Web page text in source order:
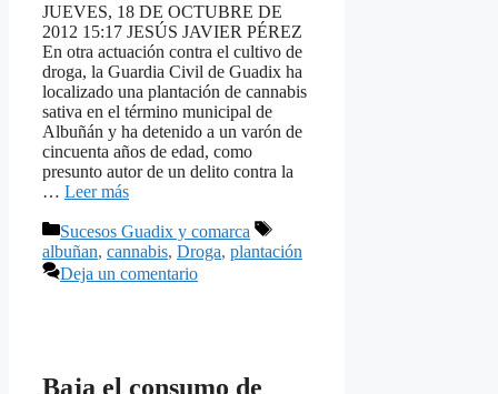
JUEVES, 18 DE OCTUBRE DE
2012 15:17 JESÚS JAVIER PÉREZ
En otra actuación contra el cultivo de
droga, la Guardia Civil de Guadix ha
localizado una plantación de cannabis
sativa en el término municipal de
Albuñán y ha detenido a un varón de
cincuenta años de edad, como
presunto autor de un delito contra la
… Leer más
Categorías
Sucesos Guadix y comarca
Etiquetas
albuñan, cannabis, Droga, plantación
Deja un comentario
Baja el consumo de